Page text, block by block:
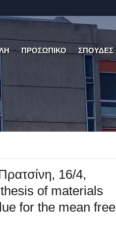
ΠΡΟΣΩΠΙΚΟ ΣΠΟΥΔΕΣ
16/4,
of materials
for the mean free